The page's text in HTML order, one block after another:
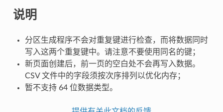
说明
分区生成程序不会对重复键进行检查，而将数据同时
写入这两个重复键中。请注意不要使用同名的键；
新页面创建后，前一页的空白处不会再写入数据。
CSV 文件中的字段须按次序排列以优化内存；
暂不支持 64 位数据类型。